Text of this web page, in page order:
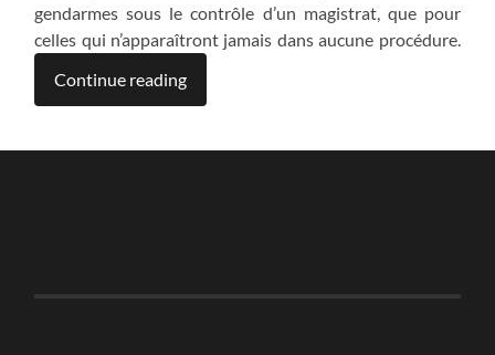
gendarmes sous le contrôle d’un magistrat, que pour
celles qui n’apparaîtront jamais dans aucune procédure.
Continue reading